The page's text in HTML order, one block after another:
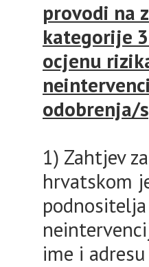
provodi na
kategorije
ocjenu
odobrenja/
1) Zahtjev
hrvatskom
ime i